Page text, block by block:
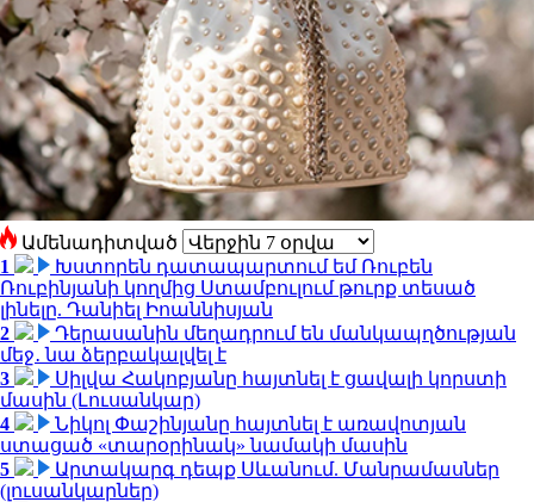
Ամենադիտված
1
Խստորեն դատապարտում եմ Ռուբեն
Ռուբինյանի կողմից Ստամբուլում թուրք տեսած
լինելը. Դանիել Իոաննիսյան
2
Դերասանին մեղադրում են մանկապղծության
մեջ․ նա ձերբակալվել է
3
Սիլվա Հակոբյանը հայտնել է ցավալի կորստի
մասին (Լուսանկար)
4
Նիկոլ Փաշինյանը հայտնել է առավոտյան
ստացած «տարօրինակ» նամակի մասին
5
Արտակարգ դեպք Սևանում. Մանրամասներ
(լուսանկարներ)